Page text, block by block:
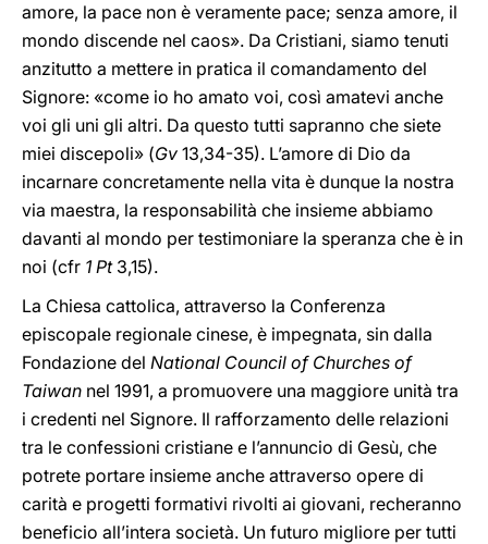
amore, la pace non è veramente pace; senza amore, il
mondo discende nel caos». Da Cristiani, siamo tenuti
anzitutto a mettere in pratica il comandamento del
Signore: «come io ho amato voi, così amatevi anche
voi gli uni gli altri. Da questo tutti sapranno che siete
miei discepoli» (Gv 13,34-35). L’amore di Dio da
incarnare concretamente nella vita è dunque la nostra
via maestra, la responsabilità che insieme abbiamo
davanti al mondo per testimoniare la speranza che è in
noi (cfr 1 Pt3,15).
La Chiesa cattolica, attraverso la Conferenza
episcopale regionale cinese, è impegnata, sin dalla
Fondazione del National Council of Churches of
Taiwan nel 1991, a promuovere una maggiore unità tra
i credenti nel Signore. Il rafforzamento delle relazioni
tra le confessioni cristiane e l’annuncio di Gesù, che
potrete portare insieme anche attraverso opere di
carità e progetti formativi rivolti ai giovani, recheranno
beneficio all’intera società. Un futuro migliore per tutti